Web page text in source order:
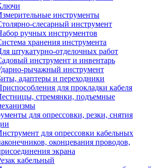
инструменты
слесарный инструмент
ручных инструментов
хранения инструмента
штукатурно-отделочных работ
инструмент и инвентарь
рычажный инструмент
адаптеры и переходники
для прокладки кабеля
стремянки, подъемные
для опрессовки, резки, снятия
для опрессовки кабельных
оконцевания проводов,
экрана
кабельный